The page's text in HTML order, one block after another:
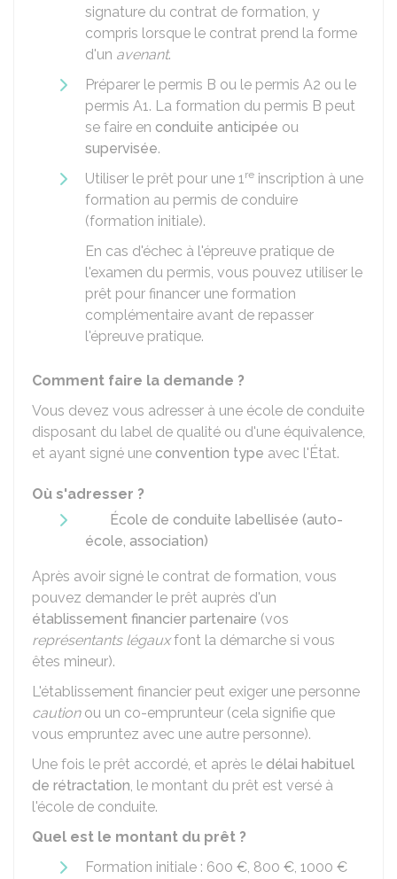
signature du contrat de formation, y
compris lorsque le contrat prend la forme
d'un avenant.
Préparer le permis B ou le permis A2 ou le
permis A1. La formation du permis B peut
se faire en conduite anticipée ou
supervisée.
Utiliser le prêt pour une 1re inscription à une
formation au permis de conduire
(formation initiale).
En cas d'échec à l'épreuve pratique de
l'examen du permis, vous pouvez utiliser le
prêt pour financer une formation
complémentaire avant de repasser
l'épreuve pratique.
Comment faire la demande ?
Vous devez vous adresser à une école de conduite
disposant du label de qualité ou d'une équivalence,
et ayant signé une convention type avec l'État.
Où s'adresser ?
École de conduite labellisée (auto-
école, association)
Après avoir signé le contrat de formation, vous
pouvez demander le prêt auprès d'un
établissement financier partenaire (vos
représentants légauxfont la démarche si vous
êtes mineur).
L'établissement financier peut exiger une personne
cautionou un co-emprunteur (cela signifie que
vous empruntez avec une autre personne).
Une fois le prêt accordé, et après le délai habituel
de rétractation, le montant du prêt est versé à
l'école de conduite.
Quel est le montant du prêt ?
Formation initiale : 600 €, 800 €, 1000 €